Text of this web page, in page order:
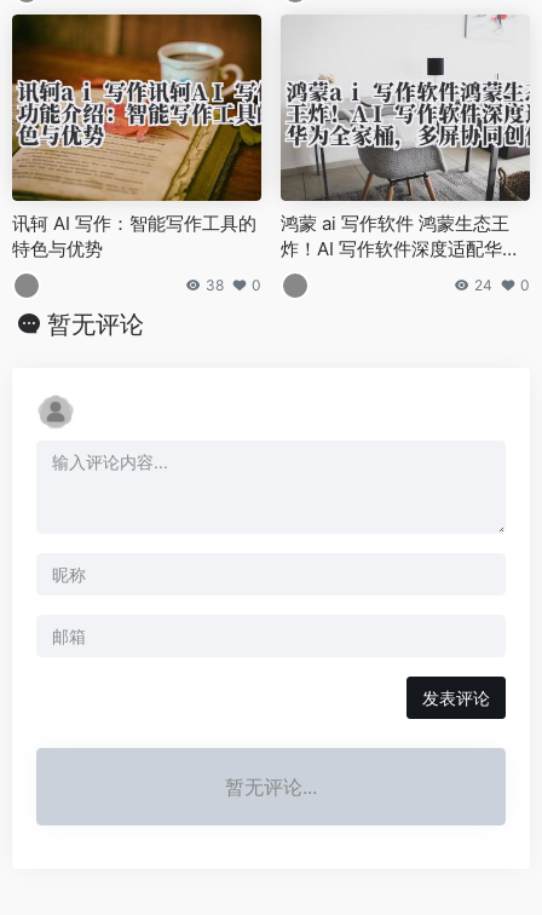
讯轲 AI 写作：智能写作工具的
特色与优势
38 0
鸿蒙 ai 写作软件 鸿蒙生态王
炸！AI 写作软件深度适配华为
全家桶，多屏协同创作太爽了
24 0
暂无评论
发表评论
暂无评论...